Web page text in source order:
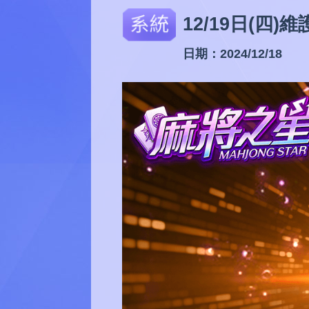
12/19日(四)維
日期：2024/12/18